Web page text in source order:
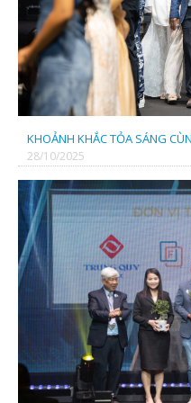
KHOẢNH KHẮC TỎA SÁNG
28/10/2025